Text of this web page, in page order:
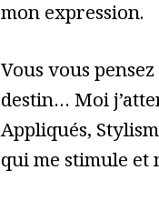
mon expression.
Vous vous
destin… Moi
Appliqués,
qui me stimule et